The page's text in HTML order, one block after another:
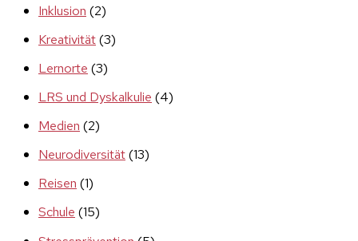
Inklusion (2)
Kreativität(3)
Lernorte (3)
LRS und Dyskalkulie (4)
Medien (2)
Neurodiversität(13)
Reisen (1)
Schule (15)